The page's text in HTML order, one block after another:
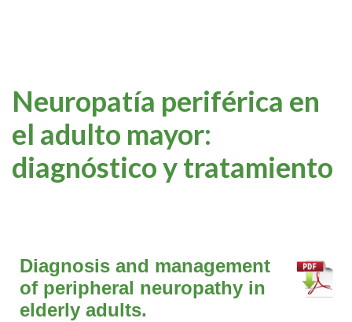
Neuropatía periférica en
el adulto mayor:
diagnóstico y tratamiento
Diagnosis and management
of peripheral neuropathy in
elderly adults.